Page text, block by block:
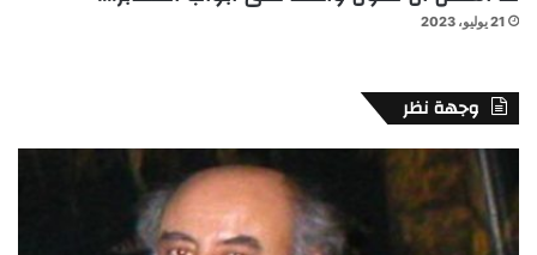
21 يوليو، 2023
وجهة نظر